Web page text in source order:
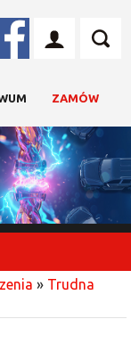
ZAMÓW
» Trudna